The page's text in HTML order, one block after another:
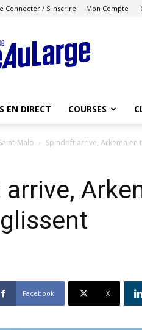
Connecter / S'inscrire Mon Compte
Course
au
Large
EN DIRECT COURSES
Malo Spindrift arrive, Arkema en
Facebook X